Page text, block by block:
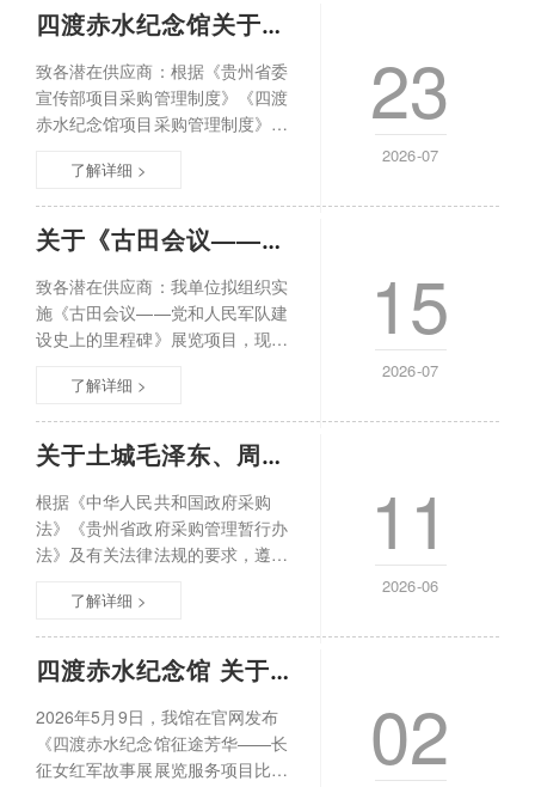
规的要求，遵循公平、公正、公开
和诚信的原则，现决定延长本项目
比选报名时间至2026年8月5日17：
00。欢迎符合条件的单位继续参与
比选。现将有关事项公告如下：
四渡赤水纪念馆关于招募“青杠坡战斗场景
致各潜在供应商：根据《贵州省委
宣传部项目采购管理制度》《四渡
赤水纪念馆项目采购管理制度》及
公正、公开和诚信的原则，四渡赤
水纪念馆青杠坡战斗场景投影机维
护及灯泡更换服务项目以公开比选
方式进行，欢迎符合资格条件、具
有相应资质和能力的供应商参与报
价。一、项目基本情况1项目名称：
四渡赤水纪念馆青杠坡战斗场景投
了解详细 >
23
2026-07
关于《古田会议——党和人民军队建设史上
致各潜在供应商：我单位拟组织实
施《古田会议——党和人民军队建
设史上的里程碑》展览项目，现对
设计、制作与安装服务进行询价采
购。欢迎符合资格条件、具有相应
资质和能力的供应商参与报价。
一、项目概况项目名称：《古田会
议——党和人民军队建设史上的里
程碑》展览制作安装项目项目地
点：四渡赤水纪念馆临时展厅采购
了解详细 >
15
2026-07
关于土城毛泽东、周恩来住居监控采购安装
根据《中华人民共和国政府采购
法》《贵州省政府采购管理暂行办
法》及有关法律法规的要求，遵循
则，四渡赤水纪念馆实施的土城毛
泽东-周恩来住居监控安装项目以公
开比选的方式进行，根据技术参数
响应程度、报价、售后、企业实力
等内容确定项目中选单位。一、项
目名称：土城毛泽东-周恩来住居监
控采购安装维修项目二、采购方
了解详细 >
11
2026-06
四渡赤水纪念馆 关于“征途芳华——长征女
2026年5月9日，我馆在官网发布
《四渡赤水纪念馆征途芳华——长
征女红军故事展展览服务项目比价
02